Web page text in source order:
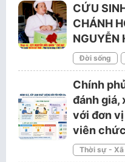
CỨU
CHÁNH
NGUYỄN
Đời sống
Chính
đánh giá,
với đơn
viên chức
Thời sự - Xã